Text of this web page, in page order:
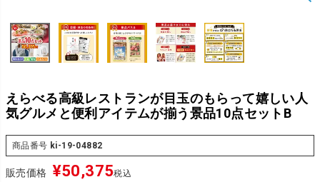
えらべる高級レストランが目玉のもらって嬉しい人
気グルメと便利アイテムが揃う景品10点セットB
商品番号 ki-19-04882
販売価格 ¥50,375税込